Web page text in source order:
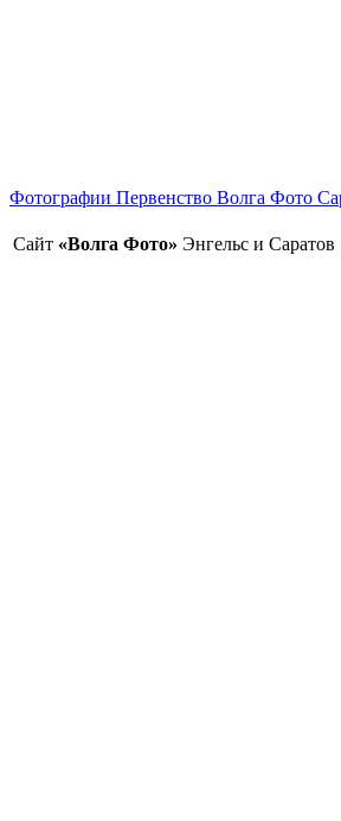
Фотографии Первенство Волга Фото
Сайт «Волга Фото» Энгельс и Саратов